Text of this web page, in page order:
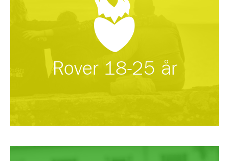
Rover 18-25 år